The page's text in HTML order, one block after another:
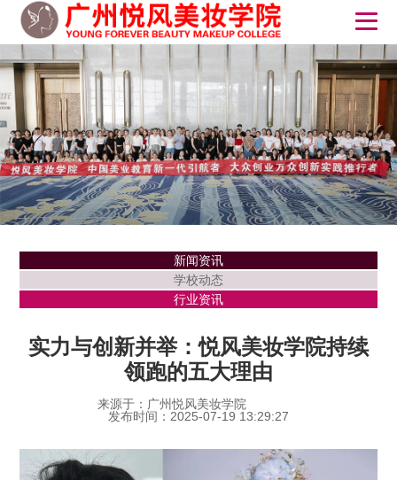
新闻资讯
学校动态
行业资讯
实力与创新并举：悦风美妆学院持续
领跑的五大理由
来源于：广州悦风美妆学院
发布时间：2025-07-19 13:29:27